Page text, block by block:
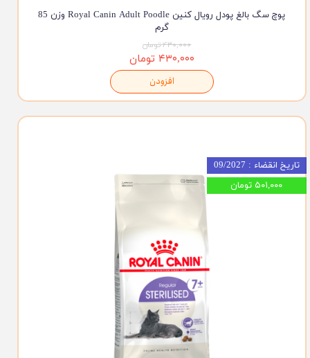
پوچ سگ بالغ پودل رویال کنین Royal Canin Adult Poodle وزن 85
گرم
۴۳۰,۰۰۰ تومان
۴۳۰,۰۰۰ تومان
افزودن
تاریخ انقضاء : 09/2027
۵۰۱,۰۰۰ تومان